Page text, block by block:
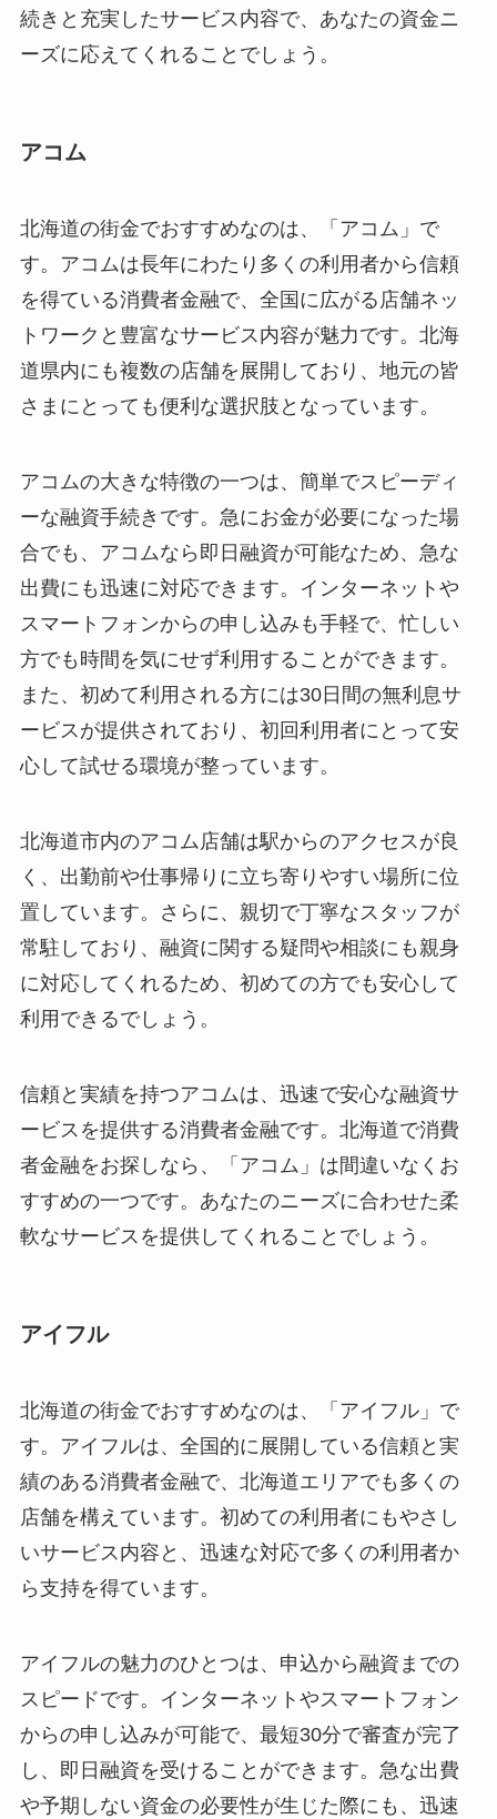
続きと充実したサービス内容で、あなたの資金ニ
ーズに応えてくれることでしょう。
アコム
北海道の街金でおすすめなのは、「アコム」で
す。アコムは長年にわたり多くの利用者から信頼
を得ている消費者金融で、全国に広がる店舗ネッ
トワークと豊富なサービス内容が魅力です。北海
道県内にも複数の店舗を展開しており、地元の皆
さまにとっても便利な選択肢となっています。
アコムの大きな特徴の一つは、簡単でスピーディ
ーな融資手続きです。急にお金が必要になった場
合でも、アコムなら即日融資が可能なため、急な
出費にも迅速に対応できます。インターネットや
スマートフォンからの申し込みも手軽で、忙しい
方でも時間を気にせず利用することができます。
また、初めて利用される方には30日間の無利息サ
ービスが提供されており、初回利用者にとって安
心して試せる環境が整っています。
北海道市内のアコム店舗は駅からのアクセスが良
く、出勤前や仕事帰りに立ち寄りやすい場所に位
置しています。さらに、親切で丁寧なスタッフが
常駐しており、融資に関する疑問や相談にも親身
に対応してくれるため、初めての方でも安心して
利用できるでしょう。
信頼と実績を持つアコムは、迅速で安心な融資サ
ービスを提供する消費者金融です。北海道で消費
者金融をお探しなら、「アコム」は間違いなくお
すすめの一つです。あなたのニーズに合わせた柔
軟なサービスを提供してくれることでしょう。
アイフル
北海道の街金でおすすめなのは、「アイフル」で
す。アイフルは、全国的に展開している信頼と実
績のある消費者金融で、北海道エリアでも多くの
店舗を構えています。初めての利用者にもやさし
いサービス内容と、迅速な対応で多くの利用者か
ら支持を得ています。
アイフルの魅力のひとつは、申込から融資までの
スピードです。インターネットやスマートフォン
からの申し込みが可能で、最短30分で審査が完了
し、即日融資を受けることができます。急な出費
や予期しない資金の必要性が生じた際にも、迅速